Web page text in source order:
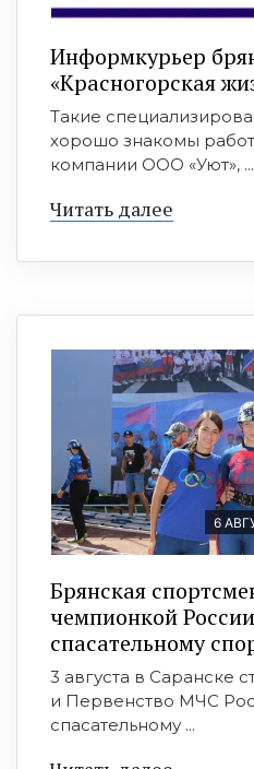
Информкурьер
«Красногорская
Такие
хорошо знакомы
компании ООО «Уют», ...
Читать далее
6
Брянская
чемпионкой
спасательному
3 августа в Саранске
и Первенство МЧС
спасательному ...